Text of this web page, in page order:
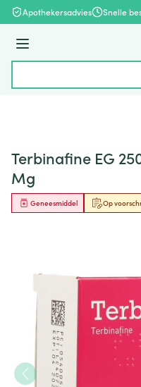
Ga naar de inhoud
Apothekersadvies Snelle
Menu
Terbinafine EG
Mg
Op
Geneesmiddel